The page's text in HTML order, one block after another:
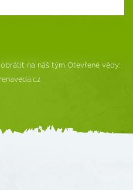
na náš tým Otevřené vědy: